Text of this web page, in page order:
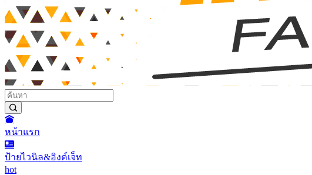
หน้าแรก
ป้ายไวนิล&อิงค์เจ็ท
hot